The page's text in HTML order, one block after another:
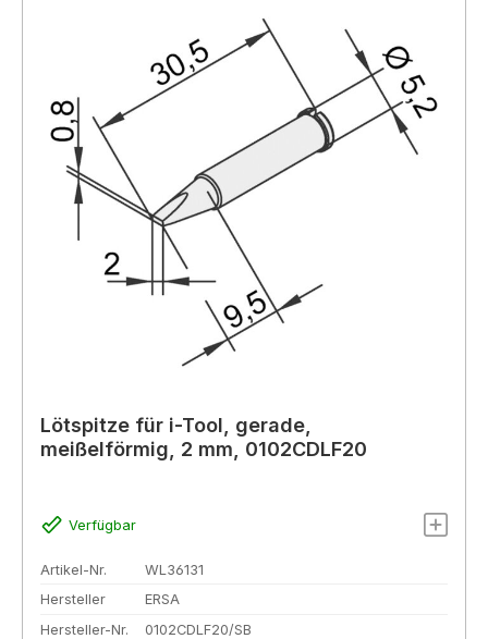
Lötspitze für i-Tool, gerade,
meißelförmig, 2 mm, 0102CDLF20
Verfügbar
Artikel-Nr.
WL36131
Hersteller
ERSA
Hersteller-Nr.
0102CDLF20/SB